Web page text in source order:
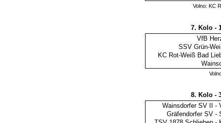
Volno: KC
7. Kolo -
VfB
SSV Grün-
KC Rot-Weiß Bad
8. Kolo -
Wainsdorfer SV II
-
Gräfendorfer SV -